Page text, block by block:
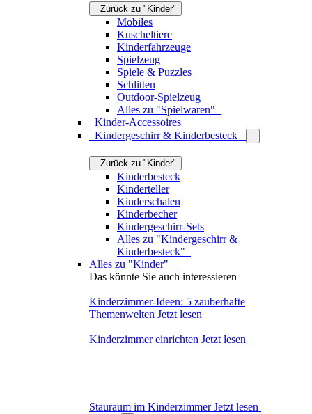
Haustier-Accessoires
Haustier-Spielzeug
Haustier-Betten
Futterstellen
Nistkästen
Alles zu "Tierbedarf"
Das könnte Sie auch interessieren
LIEBLINGSRÄUME: Ein Zimmer, Küche,
Katze Jetzt lesen
Alles zu "Produkte"
Wohnzimmer
Zurück zu "Räume"
Sitzmöbel
Zurück zu "Wohnzimmer"
Sofas
Sessel
Schaukelstühle
Stühle
Alles zu "Sitzmöbel"